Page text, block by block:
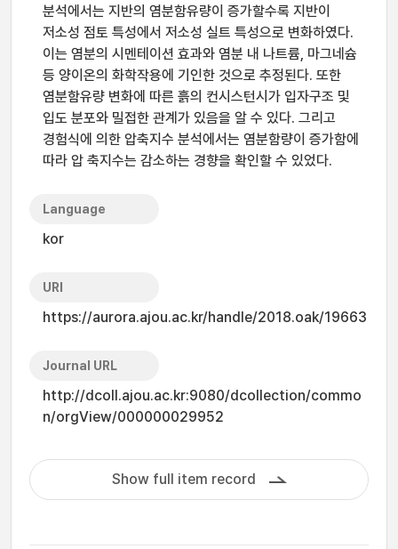
분석에서는 지반의 염분함유량이 증가할수록 지반이
저소성 점토 특성에서 저소성 실트 특성으로 변화하였다.
이는 염분의 시멘테이션 효과와 염분 내 나트륨, 마그네슘
등 양이온의 화학작용에 기인한 것으로 추정된다. 또한
염분함유량 변화에 따른 흙의 컨시스턴시가 입자구조 및
입도 분포와 밀접한 관계가 있음을 알 수 있다. 그리고
경험식에 의한 압축지수 분석에서는 염분함량이 증가함에
따라 압 축지수는 감소하는 경향을 확인할 수 있었다.
Language
kor
URI
https://aurora.ajou.ac.kr/handle/2018.oak/19663
Journal URL
http://dcoll.ajou.ac.kr:9080/dcollection/commo
n/orgView/000000029952
Show full item record